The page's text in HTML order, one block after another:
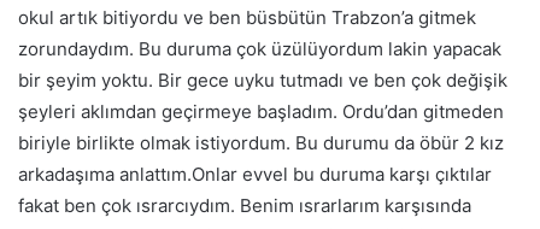
okul artık bitiyordu ve ben büsbütün Trabzon’a gitmek
zorundaydım. Bu duruma çok üzülüyordum lakin yapacak
bir şeyim yoktu. Bir gece uyku tutmadı ve ben çok değişik
şeyleri aklımdan geçirmeye başladım. Ordu’dan gitmeden
biriyle birlikte olmak istiyordum. Bu durumu da öbür 2 kız
arkadaşıma anlattım.Onlar evvel bu duruma karşı çıktılar
fakat ben çok ısrarcıydım. Benim ısrarlarım karşısında